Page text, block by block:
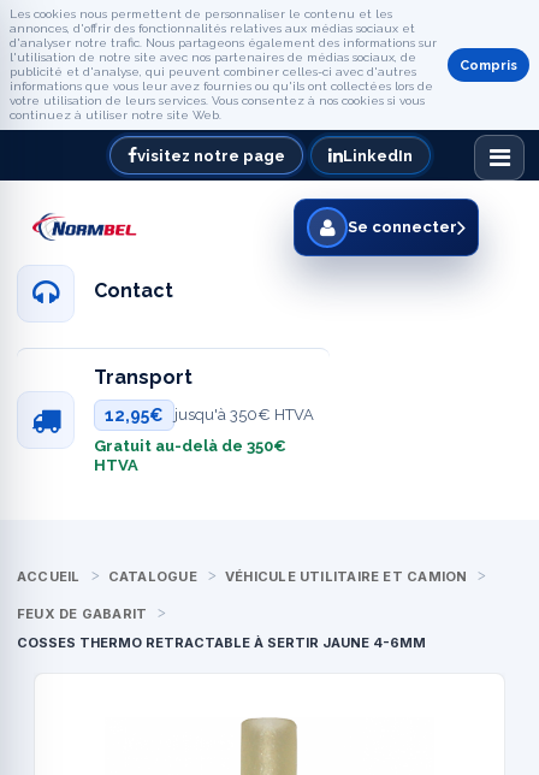
Les cookies nous permettent de personnaliser le contenu et les
annonces, d'offrir des fonctionnalités relatives aux médias sociaux et
d'analyser notre trafic. Nous partageons également des informations sur
l'utilisation de notre site avec nos partenaires de médias sociaux, de
publicité et d'analyse, qui peuvent combiner celles-ci avec d'autres
informations que vous leur avez fournies ou qu'ils ont collectées lors de
votre utilisation de leurs services. Vous consentez à nos cookies si vous
continuez à utiliser notre site Web.
Compris
visitez notre page LinkedIn
Contact
Transport
12,95€
jusqu'à 350€ HTVA
Gratuit au-delà de 350€
HTVA
Se connecter
ACCUEIL CATALOGUE VÉHICULE UTILITAIRE ET CAMION
FEUX DE GABARIT
COSSES THERMO RETRACTABLE À SERTIR JAUNE 4-6MM